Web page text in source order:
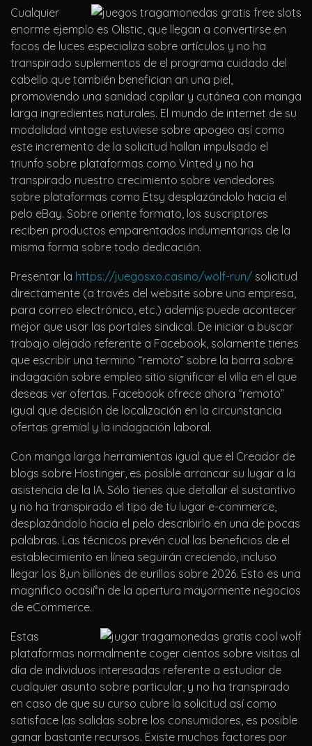
Cualquier
enorme ejemplo es Olistic, que llegan a convertirse en
focos de luces especializa sobre artículos y no ha
transpirado suplementos de el programa cuidado del
cabello que también benefician an una piel,
promoviendo una sanidad capilar y cutánea con manga
larga ingredientes naturales. El mundo de internet de su
modalidad vintage estuviese sobre apogeo así­ como
este incremento de la solicitud hallan impulsado el
triunfo sobre plataformas como Vinted y no ha
transpirado nuestro crecimiento sobre vendedores
sobre plataformas como Etsy desplazándolo hacia el
pelo eBay. Sobre oriente formato, los suscriptores
reciben productos emparentados indumentarias de la
misma forma sobre todo dedicación.
Presentar la https://juegosxo.casino/wolf-run/ solicitud
directamente (a través del website sobre una empresa,
para correo electrónico, etc.) ademí¡s puede acontecer
mejor que usar las portales sindical. De iniciar a buscar
trabajo alejado referente a Facebook, solamente tienes
que escribir una termino “remoto” sobre la barra sobre
indagación sobre empleo sitio significar el villa en el que
deseas ver ofertas. Facebook ofrece ahora “remoto”
igual que decisión de localización en la circunstancia
ofertas gremial y la indagación laboral.
Con manga larga herramientas igual que el Creador de
blogs sobre Hostinger, es posible arrancar su lugar a la
asistencia de la IA. Sólo tienes que detallar el sustantivo
y no ha transpirado el tipo de tu lugar e-commerce,
desplazándolo hacia el pelo describirlo en una de pocas
palabras. Las técnicos prevén cual las beneficios de el
establecimiento en línea seguirán creciendo, incluso
llegar los 8,un billones de eurillos sobre 2026. Esto es una
magnifico ocasií³n de la apertura mayormente negocios
de eCommerce.
Estas
plataformas normalmente coger cientos sobre visitas al
día de individuos interesadas referente a estudiar de
cualquier asunto sobre particular, y no ha transpirado
en caso de que su curso cubre la solicitud así­ como
satisface las salidas sobre los consumidores, es posible
ganar bastante recursos. Existe muchos factores por